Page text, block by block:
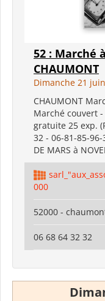
52 : Marché
CHAUMONT
Dimanche 21
CHAUMONT
Marché couvert
gratuite 25 exp.
32 - 06-81-85-96-
DE MARS à
000
52000 -
06 68 64 32 32